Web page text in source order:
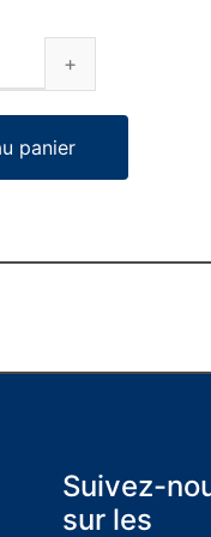
panier
Suivez-
sur les